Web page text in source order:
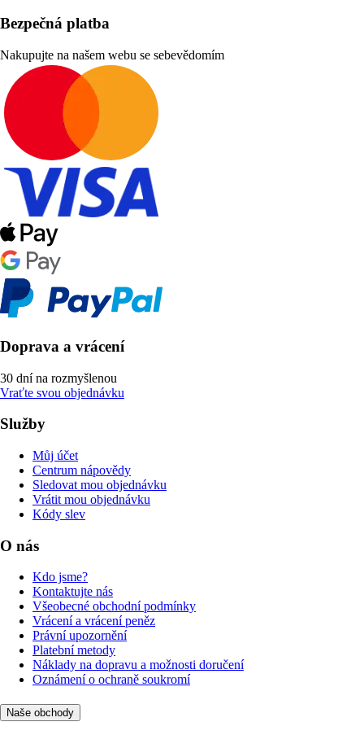
Bezpečná platba
Nakupujte na našem webu se sebevědomím
Doprava a vrácení
30 dní na rozmyšlenou
Vraťte svou objednávku
Služby
Můj účet
Centrum nápovědy
Sledovat mou objednávku
Vrátit mou objednávku
Kódy slev
O nás
Kdo jsme?
Kontaktujte nás
Všeobecné obchodní podmínky
Vrácení a vrácení peněz
Právní upozornění
Platební metody
Náklady na dopravu a možnosti doručení
Oznámení o ochraně soukromí
Naše obchody